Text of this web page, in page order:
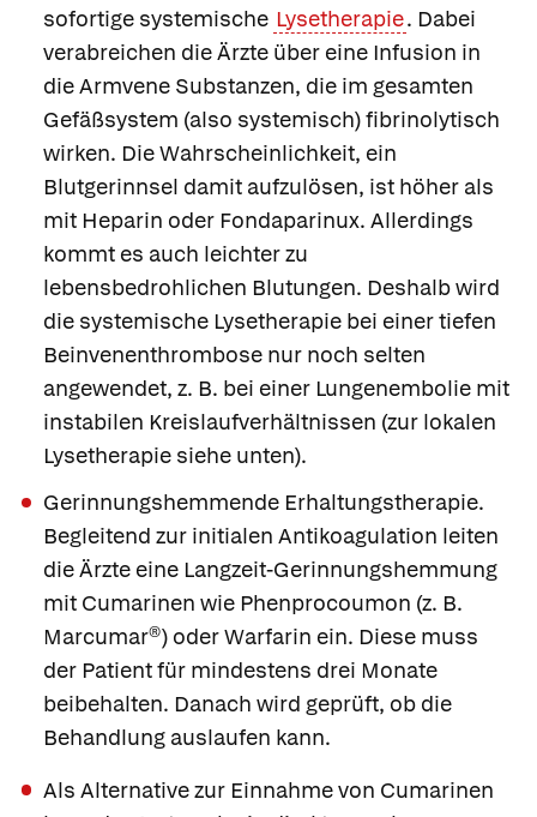
sofortige systemische Lysetherapie. Dabei
verabreichen die Ärzte über eine Infusion in
die Armvene Substanzen, die im gesamten
Gefäßsystem (also systemisch) fibrinolytisch
wirken. Die Wahrscheinlichkeit, ein
Blutgerinnsel damit aufzulösen, ist höher als
mit Heparin oder Fondaparinux. Allerdings
kommt es auch leichter zu
lebensbedrohlichen Blutungen. Deshalb wird
die systemische Lysetherapie bei einer tiefen
Beinvenenthrombose nur noch selten
angewendet, z. B. bei einer Lungenembolie mit
instabilen Kreislaufverhältnissen (zur lokalen
Lysetherapie siehe unten).
Gerinnungshemmende Erhaltungstherapie.
Begleitend zur initialen Antikoagulation leiten
die Ärzte eine Langzeit-Gerinnungshemmung
mit Cumarinen wie Phenprocoumon (z. B.
Marcumar®) oderWarfarin ein. Diese muss
der Patient für mindestens drei Monate
beibehalten. Danach wird geprüft, ob die
Behandlung auslaufen kann.
Als Alternative zur Einnahme von Cumarinen